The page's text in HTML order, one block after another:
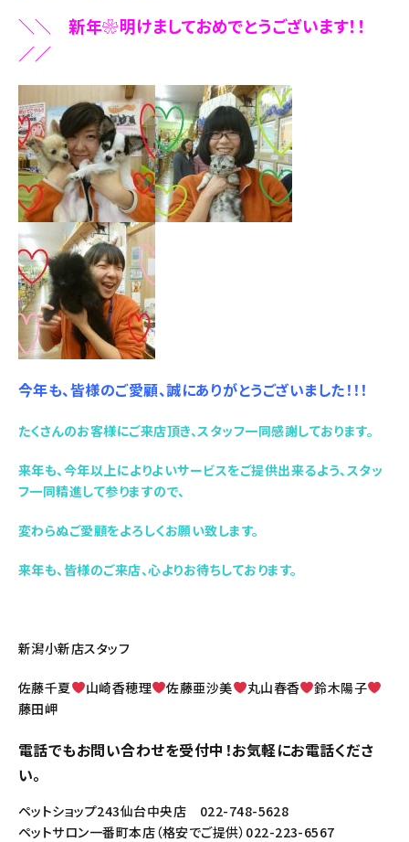
＼＼ 新年❀明けましておめでとうございます！！
／／
今年も、皆様のご愛顧、誠にありがとうございました！！！
たくさんのお客様にご来店頂き、スタッフ一同感謝しております。
来年も、今年以上によりよいサービスをご提供出来るよう、スタッ
フ一同精進して参りますので、
変わらぬご愛顧をよろしくお願い致します。
来年も、皆様のご来店、心よりお待ちしております。
新潟小新店スタッフ
佐藤千夏 山崎香穂理 佐藤亜沙美 丸山春香
鈴木陽子
藤田岬
電話でもお問い合わせを受付中！お気軽にお電話くださ
い。
ペットショップ243仙台中央店 022-748-5628
ペットサロン一番町本店（格安でご提供）022-223-6567